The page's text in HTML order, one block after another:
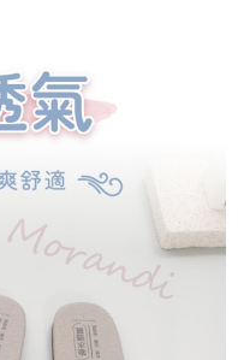
結帳頁面顯示為準，若有關於
問，請聯繫「AFTEE先享後付
support/home
先享後付」服務完成之交
並將交易相關給付款項請求債
：
監護人之同意方可使用
之損失，本公司不負相關責